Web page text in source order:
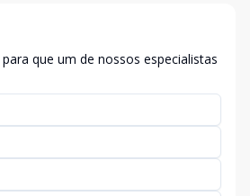
que um de nossos especialistas